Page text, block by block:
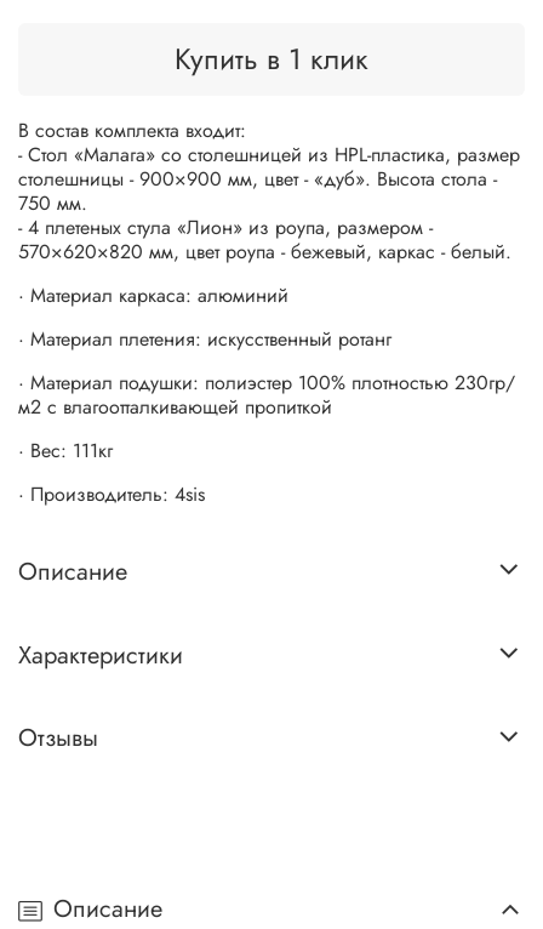
Купить в 1 клик
В состав комплекта входит:
- Стол «Малага» со столешницей из HPL-пластика, размер
столешницы - 900×900 мм, цвет - «дуб». Высота стола -
750 мм.
- 4 плетеных стула «Лион» из роупа, размером -
570×620×820 мм, цвет роупа - бежевый, каркас - белый.
· Материал каркаса: алюминий
· Материал плетения: искусственный ротанг
· Материал подушки: полиэстер 100% плотностью 230гр/
м2 с влагоотталкивающей пропиткой
· Вес: 111кг
· Производитель: 4sis
Описание
Характеристики
Отзывы
Описание